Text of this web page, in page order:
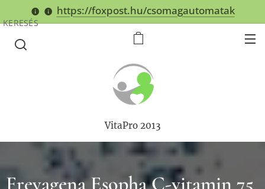
https://foxpost.hu/csomagautomatak
VitaPro 2013
KERESÉS
Freyagena Esopha C-vitamin 75